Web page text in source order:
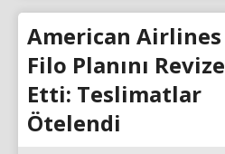
American Airlines
Filo Planını Revize
Etti: Teslimatlar
Ötelendi